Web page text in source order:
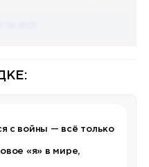
с войны — всё только
«я» в мире,